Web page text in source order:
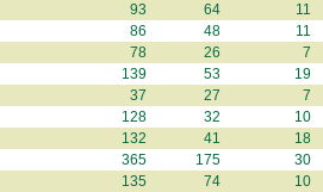
93 64 11
86 48 11
78 26 7
139 53 19
37 27 7
128 32 10
132 41 18
365 175 30
135 74 10